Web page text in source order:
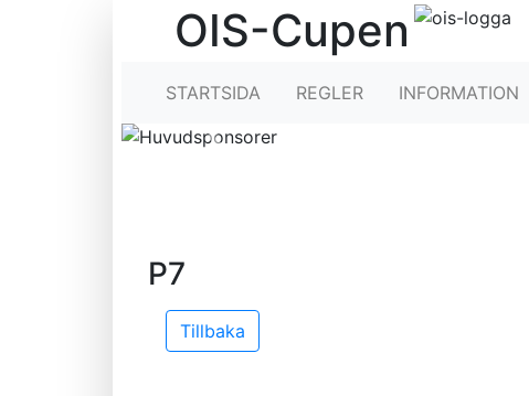
OIS-Cupen
STARTSIDA REGLER INFORMATION
Previous
P7
Tillbaka